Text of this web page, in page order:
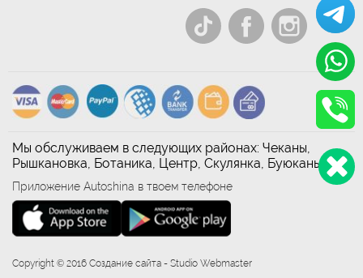
Мы обслуживаем в следующих районах: Чеканы,
Рышкановка, Ботаника, Центр, Скулянка, Буюканы
Приложение Autoshina в твоем телефоне
Copyright © 2016 Создание сайта - Studio Webmaster